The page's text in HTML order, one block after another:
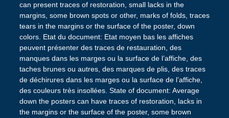
can present traces of restoration, small lacks in the
margins, some brown spots or other, marks of folds, traces
tears in the margins or the surface of the poster, down
colors. Etat du document: Etat moyen bas les affiches
peuvent présenter des traces de restauration, des
manques dans les marges ou la surface de l’affiche, des
taches brunes ou autres, des marques de plis, des traces
de déchirures dans les marges ou la surface de l’affiche,
des couleurs très insollées. State of document: Average
down the posters can have traces of restoration, lacks in
the margins or the surface of the poster, some brown